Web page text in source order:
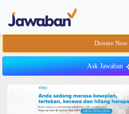
Donate Now
Ask Jawaban